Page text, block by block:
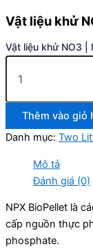
Vật liệu khử
Vật liệu khử NO3 |
Thêm vào giỏ
Danh mục: Two
Mô tả
Đánh giá (0)
NPX BioPellet là
cấp nguồn thực
phosphate.